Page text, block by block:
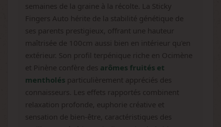
semaines de la graine à la récolte. La Sticky
Fingers Auto hérite de la stabilité génétique de
ses parents prestigieux, offrant une hauteur
maîtrisée de 100cm aussi bien en intérieur qu'en
extérieur. Son profil terpénique riche en Ocimène
et Pinène confère des arômes fruités et
mentholés particulièrement appréciés des
connaisseurs. Les effets rapportés combinent
relaxation profonde, euphorie créative et
sensation de bien-être, caractéristiques des